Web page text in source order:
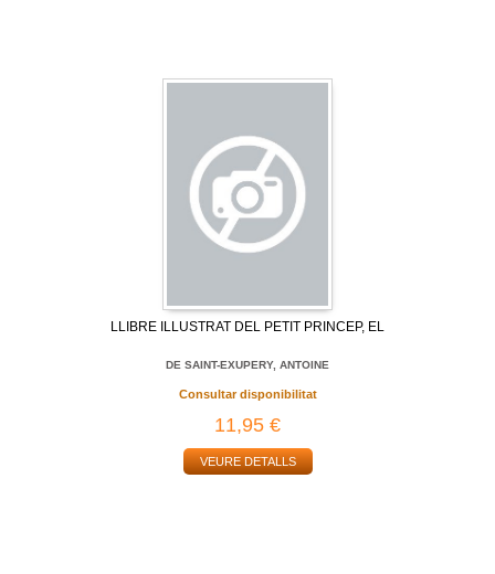
LLIBRE ILLUSTRAT DEL PETIT PRINCEP, EL
DE SAINT-EXUPERY, ANTOINE
Consultar disponibilitat
11,95 €
VEURE DETALLS